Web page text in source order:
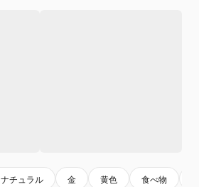
ナチュラル 金 黄色 食べ物